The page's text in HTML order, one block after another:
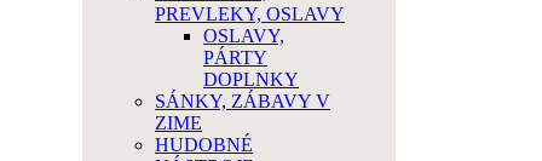
PREVLEKY, OSLAVY
OSLAVY,
PÁRTY
DOPLNKY
SÁNKY, ZÁBAVY V
ZIME
HUDOBNÉ